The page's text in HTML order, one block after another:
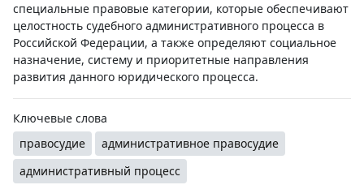
специальные правовые категории, которые обеспечивают
целостность судебного административного процесса в
Российской Федерации, а также определяют социальное
назначение, систему и приоритетные направления
развития данного юридического процесса.
Ключевые слова
правосудие
административное правосудие
административный процесс